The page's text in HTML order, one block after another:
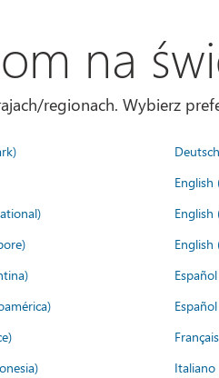
na
regionach. Wybierz
English
English
English
Italiano